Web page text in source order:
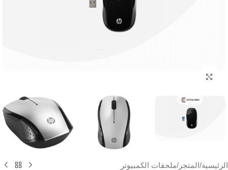
الرئيسية/المتجر /ملحقات الكمبيوتر